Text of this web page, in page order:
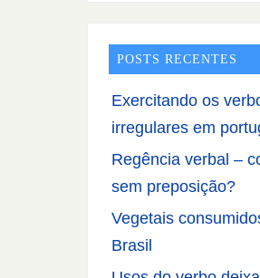
POSTS RECENTES
Exercitando os
irregulares em
Regência verbal –
sem preposição?
Vegetais
Brasil